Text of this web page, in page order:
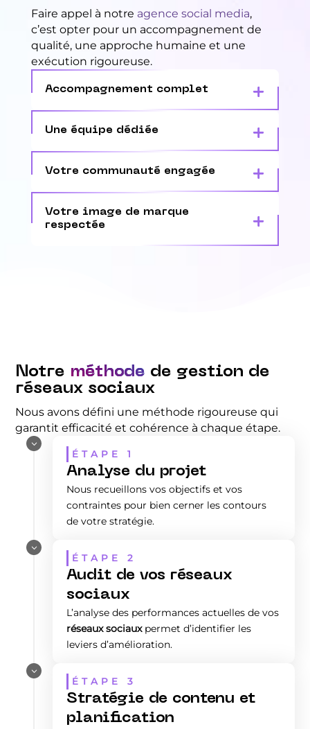
Faire appel à notre agence social media,
c’est opter pour un accompagnement de
qualité, une approche humaine et une
exécution rigoureuse.
Accompagnement complet
Une équipe dédiée
Votre communauté engagée
Votre image de marque
respectée
Notre méthode de gestion de
réseaux sociaux
Nous avons défini une méthode rigoureuse qui
garantit efficacité et cohérence à chaque étape.
3
ÉTAPE 1
Analyse du projet
Nous recueillons vos objectifs et vos
contraintes pour bien cerner les contours
de votre stratégie.
3
ÉTAPE 2
Audit de vos réseaux
sociaux
L’analyse des performances actuelles de vos
réseaux sociauxpermet d’identifier les
leviers d’amélioration.
3
ÉTAPE 3
Stratégie de contenu et
planification